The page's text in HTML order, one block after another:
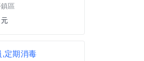
區
,定期消毒